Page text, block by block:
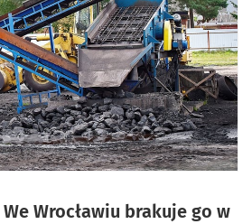
Wrocławiu brakuje go w